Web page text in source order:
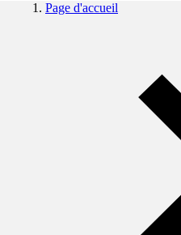
Page d'accueil